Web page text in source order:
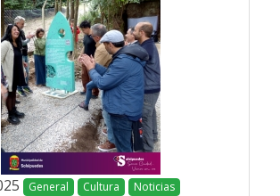
General Cultura Noticias